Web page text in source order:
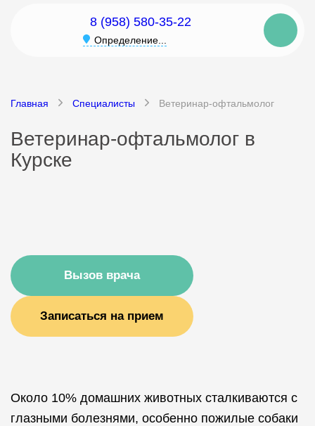
8 (958) 580-35-22
Определение...
Главная Специалисты Ветеринар-офтальмолог
Ветеринар-офтальмолог в
Курске
Вызов врача
Записаться на прием
Около 10% домашних животных сталкиваются с
глазными болезнями, особенно пожилые собаки